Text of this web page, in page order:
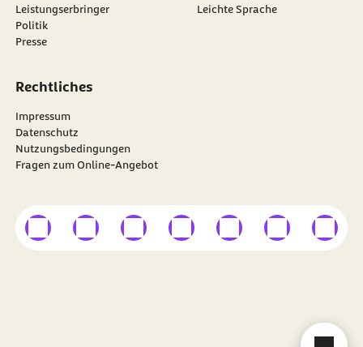
Leistungserbringer
Politik
Presse
Leichte Sprache
Rechtliches
Impressum
Datenschutz
Nutzungsbedingungen
Fragen zum Online-Angebot
Besuchen Sie dieBARMER auf
externer Linkexterner Linkexterner Linkexterner Linkexterner Linkexterner Link